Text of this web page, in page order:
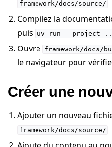
navigation of Tutoriels de
navigation of Build
navigation of Simulate
framework/docs/source/
Compilez la
puis
uv run --project ..
Ouvre framework/docs/
le navigateur pour
Créer une
Ajouter un nouveau
framework/docs/source/